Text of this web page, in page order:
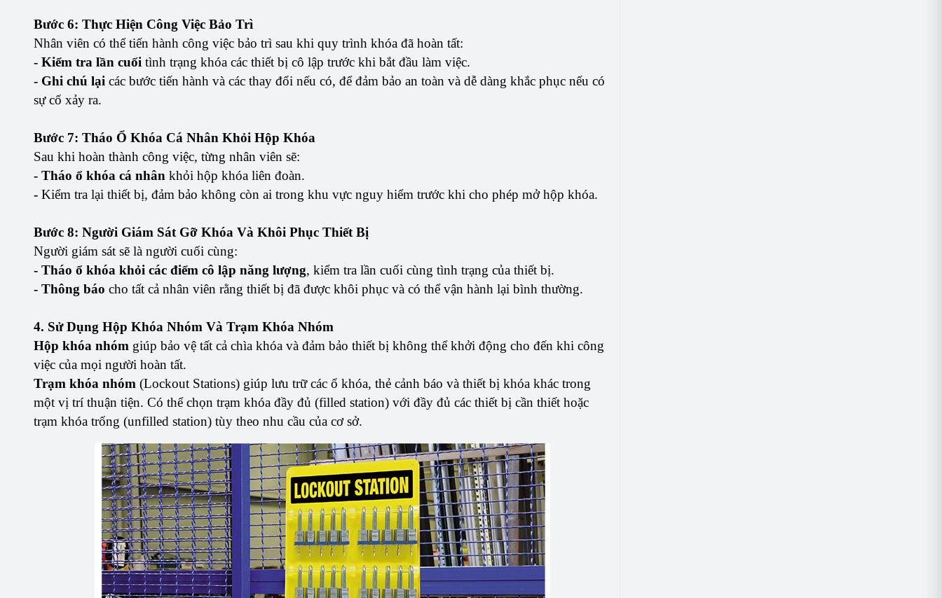
Bước 6: Thực Hiện Công Việc Bảo Trì
Nhân viên có thể tiến hành công việc bảo trì sau khi quy trình khóa đã hoàn tất:
- Kiểm tra lần cuối tình trạng khóa các thiết bị cô lập trước khi bắt đầu làm việc.
- Ghi chú lại các bước tiến hành và các thay đổi nếu có, để đảm bảo an toàn và dễ dàng khắc phục nếu có
sự cố xảy ra.
Bước 7: Tháo Ổ Khóa Cá Nhân Khỏi Hộp Khóa
Sau khi hoàn thành công việc, từng nhân viên sẽ:
- Tháo ổ khóa cá nhân khỏi hộp khóa liên đoàn.
- Kiểm tra lại thiết bị, đảm bảo không còn ai trong khu vực nguy hiểm trước khi cho phép mở hộp khóa.
Bước 8: Người Giám Sát Gỡ Khóa Và Khôi Phục Thiết Bị
Người giám sát sẽ là người cuối cùng:
- Tháo ổ khóa khỏi các điểm cô lập năng lượng, kiểm tra lần cuối cùng tình trạng của thiết bị.
- Thông báo cho tất cả nhân viên rằng thiết bị đã được khôi phục và có thể vận hành lại bình thường.
4. Sử Dụng Hộp Khóa Nhóm Và Trạm Khóa Nhóm
Hộp khóa nhóm giúp bảo vệ tất cả chìa khóa và đảm bảo thiết bị không thể khởi động cho đến khi công
việc của mọi người hoàn tất.
Trạm khóa nhóm (Lockout Stations) giúp lưu trữ các ổ khóa, thẻ cảnh báo và thiết bị khóa khác trong
một vị trí thuận tiện. Có thể chọn trạm khóa đầy đủ (filled station) với đầy đủ các thiết bị cần thiết hoặc
trạm khóa trống (unfilled station) tùy theo nhu cầu của cơ sở.